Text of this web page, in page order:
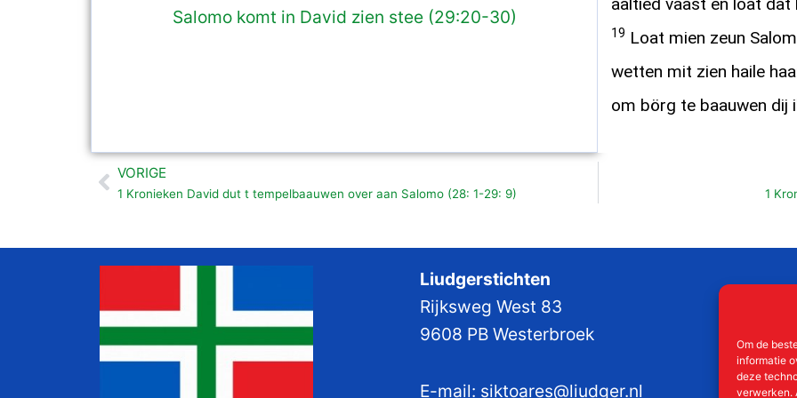
Om de
informatie
deze
verwerken.
Salomo komt in David zien stee (29:20-30)
19 Loat mien zeun
wetten mit zien haile
om börg te baauwen dij
Vorige
VORIGE
1 Kronieken David dut t tempelbaauwen over aan Salomo (28: 1-29: 9) 1
Liudgerstichten
Rijksweg West 83
9608 PB Westerbroek
E-mail: siktoares@liudger.nl